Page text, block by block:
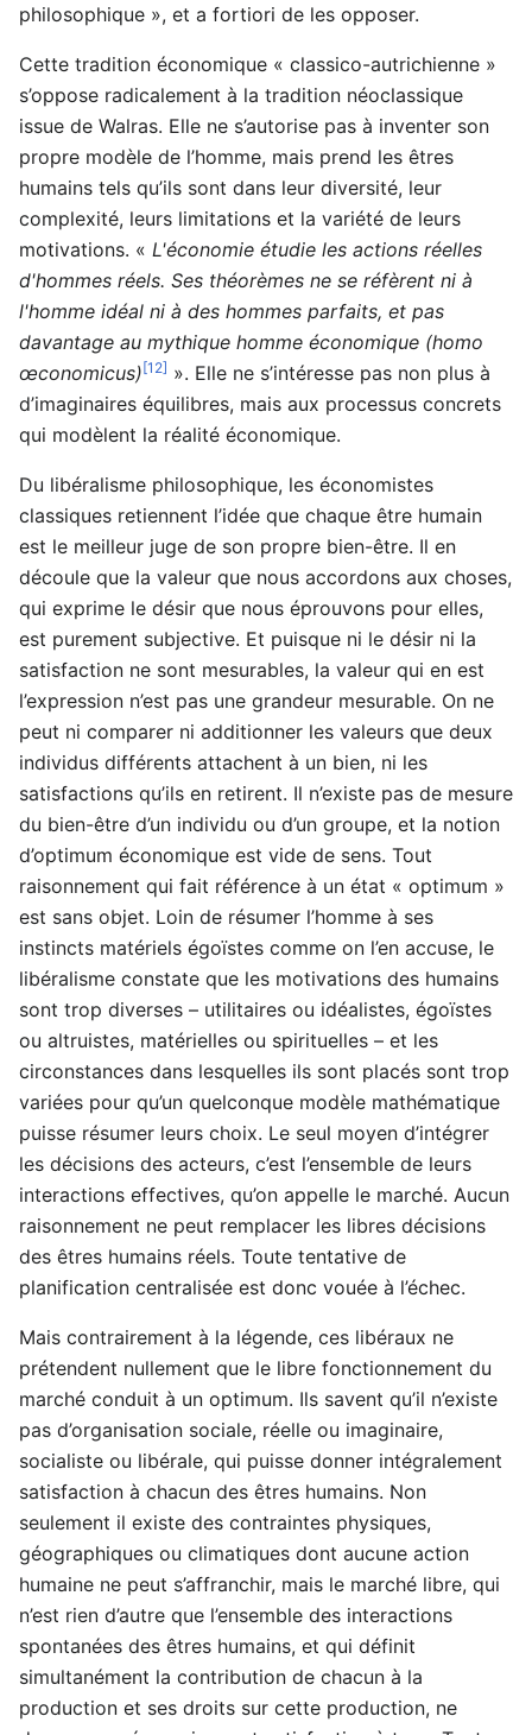
philosophique », et a fortiori de les opposer.
Cette tradition économique « classico-autrichienne »
s’oppose radicalement à la tradition néoclassique
issue de Walras. Elle ne s’autorise pas à inventer son
propre modèle de l’homme, mais prend les êtres
humains tels qu’ils sont dans leur diversité, leur
complexité, leurs limitations et la variété de leurs
motivations. « L'économie étudie les actions réelles
d'hommes réels. Ses théorèmes ne se réfèrent ni à
l'homme idéal ni à des hommes parfaits, et pas
davantage au mythique homme économique (homo
œconomicus)[12] ». Elle ne s’intéresse pas non plus à
d’imaginaires équilibres, mais aux processus concrets
qui modèlent la réalité économique.
Du libéralisme philosophique, les économistes
classiques retiennent l’idée que chaque être humain
est le meilleur juge de son propre bien-être. Il en
découle que la valeur que nous accordons aux choses,
qui exprime le désir que nous éprouvons pour elles,
est purement subjective. Et puisque ni le désir ni la
satisfaction ne sont mesurables, la valeur qui en est
l’expression n’est pas une grandeur mesurable. On ne
peut ni comparer ni additionner les valeurs que deux
individus différents attachent à un bien, ni les
satisfactions qu’ils en retirent. Il n’existe pas de mesure
du bien-être d’un individu ou d’un groupe, et la notion
d’optimum économique est vide de sens. Tout
raisonnement qui fait référence à un état « optimum »
est sans objet. Loin de résumer l’homme à ses
instincts matériels égoïstes comme on l’en accuse, le
libéralisme constate que les motivations des humains
sont trop diverses – utilitaires ou idéalistes, égoïstes
ou altruistes, matérielles ou spirituelles – et les
circonstances dans lesquelles ils sont placés sont trop
variées pour qu’un quelconque modèle mathématique
puisse résumer leurs choix. Le seul moyen d’intégrer
les décisions des acteurs, c’est l’ensemble de leurs
interactions effectives, qu’on appelle le marché. Aucun
raisonnement ne peut remplacer les libres décisions
des êtres humains réels. Toute tentative de
planification centralisée est donc vouée à l’échec.
Mais contrairement à la légende, ces libéraux ne
prétendent nullement que le libre fonctionnement du
marché conduit à un optimum. Ils savent qu’il n’existe
pas d’organisation sociale, réelle ou imaginaire,
socialiste ou libérale, qui puisse donner intégralement
satisfaction à chacun des êtres humains. Non
seulement il existe des contraintes physiques,
géographiques ou climatiques dont aucune action
humaine ne peut s’affranchir, mais le marché libre, qui
n’est rien d’autre que l’ensemble des interactions
spontanées des êtres humains, et qui définit
simultanément la contribution de chacun à la
production et ses droits sur cette production, ne